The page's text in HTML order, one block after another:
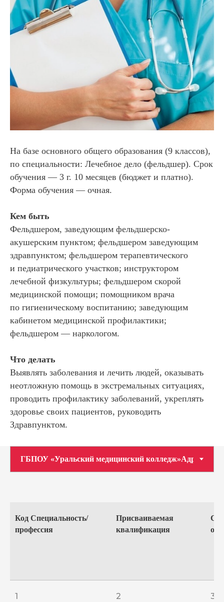
На базе основного общего образования (9 классов),
по специальности: Лечебное дело (фельдшер). Срок
обучения — 3 г. 10 месяцев (бюджет и платно).
Форма обучения — очная.
Кем быть
Фельдшером, заведующим фельдшерско-
акушерским пунктом; фельдшером заведующим
здравпунктом; фельдшером терапевтического
и педиатрического участков; инструктором
лечебной физкультуры; фельдшером скорой
медицинской помощи; помощником врача
по гигиеническому воспитанию; заведующим
кабинетом медицинской профилактики;
фельдшером — наркологом.
Что делать
Выявлять заболевания и лечить людей, оказывать
неотложную помощь в экстремальных ситуациях,
проводить профилактику заболеваний, укреплять
здоровье своих пациентов, руководить
Здравпунктом.
Код Специальность/
профессия
Присваиваемая
квалификация
1 2 3